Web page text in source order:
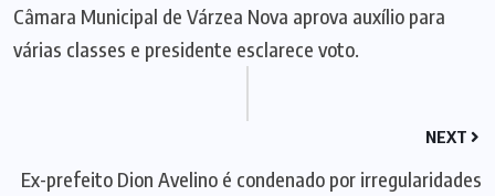
Câmara Municipal de Várzea Nova aprova auxílio para
várias classes e presidente esclarece voto.
NEXT
Ex-prefeito Dion Avelino é condenado por irregularidades